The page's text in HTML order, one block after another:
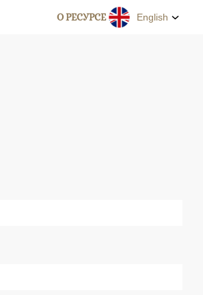
О РЕСУРСЕ English